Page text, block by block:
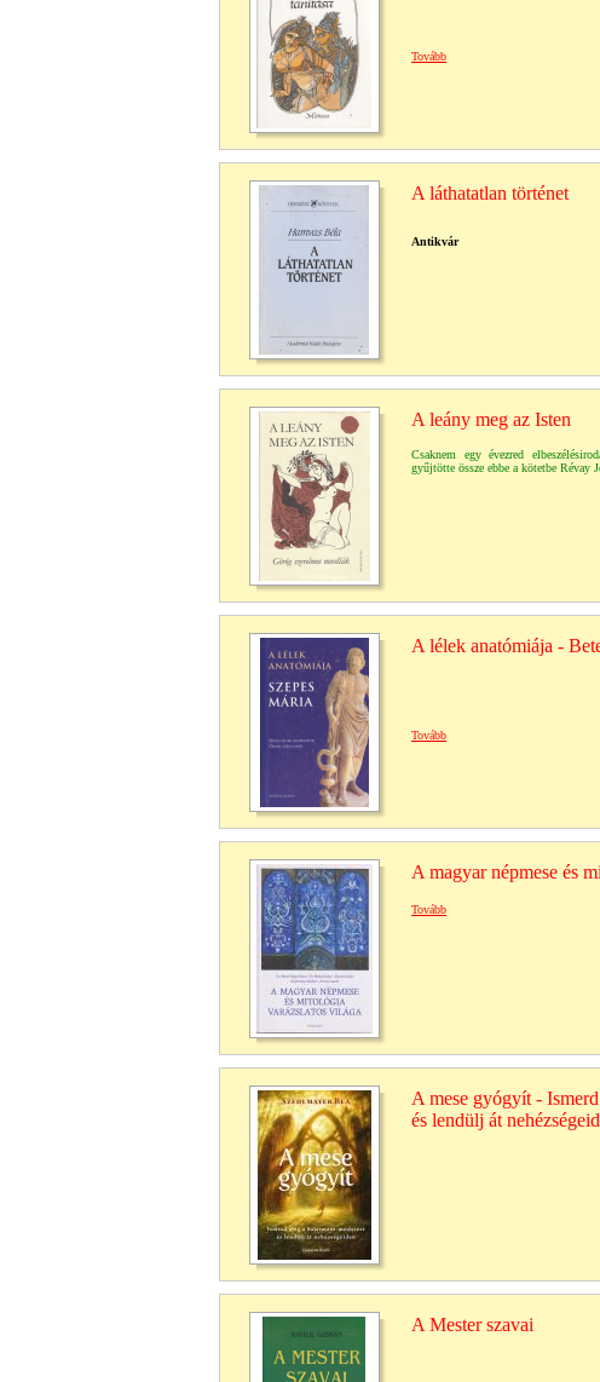
Tovább
A láthatatlan történet
Antikvár
A leány meg az Isten
Csaknem egy évezred
gyűjtötte össze ebbe a kötetbe Révay
A lélek anatómiája -
Tovább
A magyar népmese és
Tovább
A mese gyógyít -
és lendülj át
A Mester szavai